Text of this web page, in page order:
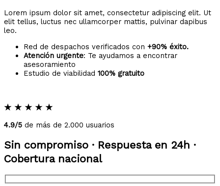
Lorem ipsum dolor sit amet, consectetur adipiscing elit. Ut
elit tellus, luctus nec ullamcorper mattis, pulvinar dapibus
leo.
Red de despachos verificados con +90% éxito.
Atención urgente: Te ayudamos a encontrar
asesoramiento
Estudio de viabilidad 100% gratuito
★ ★ ★ ★ ★
4.9/5 de más de 2.000 usuarios
Sin compromiso · Respuesta en 24h ·
Cobertura nacional